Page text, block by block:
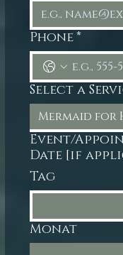
Phone*
Select a
Event/
Date [if
Tag
Monat